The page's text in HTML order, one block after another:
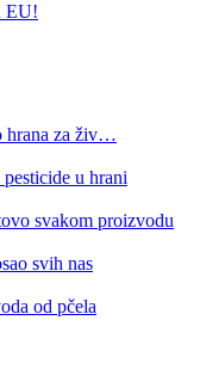
EU!
hrana za živ…
u hrani
svakom proizvodu
svih nas
od pčela